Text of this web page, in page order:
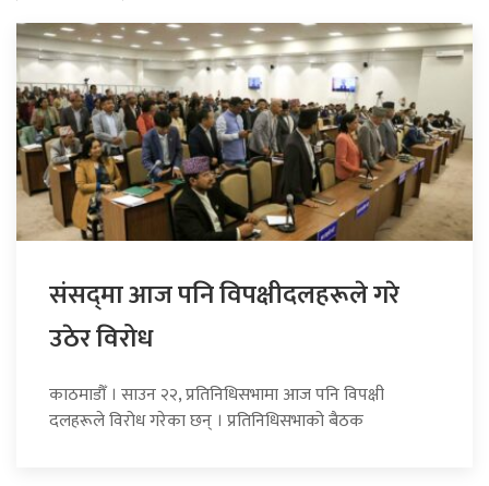
संसद्‍मा आज पनि विपक्षीदलहरूले गरे
उठेर विरोध
काठमाडौँ । साउन २२, प्रतिनिधिसभामा आज पनि विपक्षी
दलहरूले विरोध गरेका छन् । प्रतिनिधिसभाको बैठक